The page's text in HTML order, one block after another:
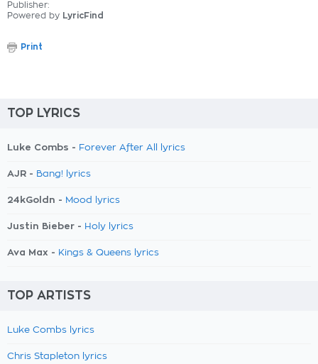
Publisher:
Powered by LyricFind
Print
TOP LYRICS
Luke Combs - Forever After All lyrics
AJR - Bang! lyrics
24kGoldn - Mood lyrics
Justin Bieber - Holy lyrics
Ava Max - Kings & Queens lyrics
TOP ARTISTS
Luke Combs lyrics
Chris Stapleton lyrics